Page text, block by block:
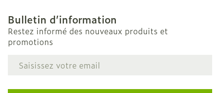
Bulletin d’information
Restez informé des nouveaux produits et
promotions
Adresse mail